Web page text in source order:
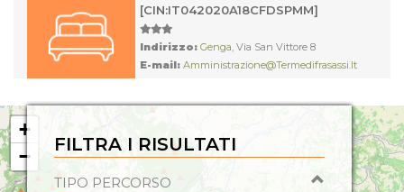
Giochi per Bambini, Radio, Spagnolo, Inglese,
[CIN:IT042020A18CFDSPMM]
Indirizzo: Genga, Via San Vittore 8
E-mail: Amministrazione@termedifrasassi.it
Sito web: Https://www.hoteltermedifrasassi.it
Servizi:
TV Satellitare, Accettazione Gruppi, Frigo bar,
Sala TV, Telefono in camera, Riscaldamento,
Asciugacapelli, Aria condizionata in Locali Comuni,
Fitness e Centro Benessere, Aria Condizionata con
Disciplinari:
+
−
FILTRA I RISULTATI
TIPO PERCORSO